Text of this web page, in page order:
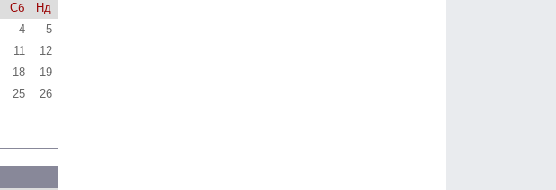
Сб
Нд
4
5
11
12
18
19
25
26